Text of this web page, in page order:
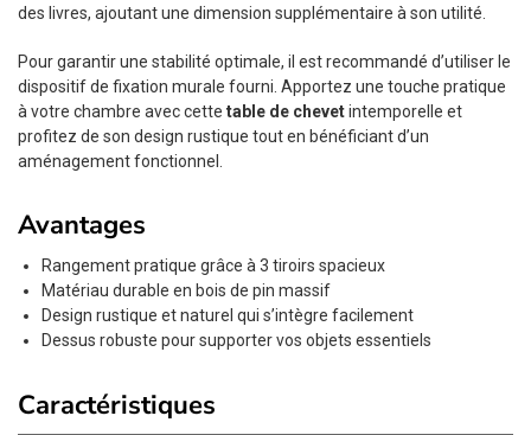
des livres, ajoutant une dimension supplémentaire à son utilité.
Pour garantir une stabilité optimale, il est recommandé d’utiliser le
dispositif de fixation murale fourni. Apportez une touche pratique
à votre chambre avec cette table de chevetintemporelle et
profitez de son design rustique tout en bénéficiant d’un
aménagement fonctionnel.
Avantages
Rangement pratique grâce à 3 tiroirs spacieux
Matériau durable en bois de pin massif
Design rustique et naturel qui s’intègre facilement
Dessus robuste pour supporter vos objets essentiels
Caractéristiques